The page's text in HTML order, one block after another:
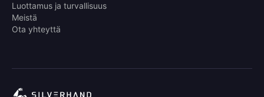
Luottamus ja turvallisuus
Meistä
Ota yhteyttä